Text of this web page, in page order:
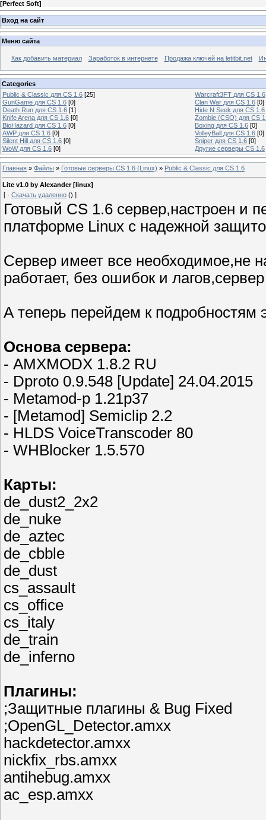
[Perfect Soft]
Вход на сайт
Меню сайта
Как добавить материал Заработок в интернете Продажа ключей на letitbit.net
Categories
Public & Classic для CS 1.6 [25]
Warcraft3FT для CS 1.6
GunGame для CS 1.6 [0] Clan War для CS 1.6 [0]
Death Run для CS 1.6 [1]
Hide N Seek для CS 1.6
Knife Arena для CS 1.6 [0]
Zombie (CSO) для CS
BioHazard для CS 1.6 [0] Boxing для CS 1.6 [0]
AWP для CS 1.6 [0] VolleyBall для CS 1.6 [0]
Silent Hill для CS 1.6 [0] Sniper для CS 1.6 [0]
WoW для CS 1.6 [0] Другие серверы CS 1.6
Главная » Файлы » Готовые серверы CS 1.6 (Linux) » Public & Classic для CS 1.6
Lite v1.0 by Alexander [linux]
[ · Скачать удаленно () ]
Готовый CS 1.6 сервер,настроен и
платформе Linux с надежной
Сервер имеет все необходимое,не
работает, без ошибок и
А теперь перейдем к подробностям
Основа сервера:
- AMXMODX 1.8.2 RU
- Dproto 0.9.548 [Update] 24.04.2015
- Metamod-p 1.21p37
- [Metamod] Semiclip 2.2
- HLDS VoiceTranscoder 80
- WHBlocker 1.5.570
Карты:
de_dust2_2x2
de_nuke
de_aztec
de_cbble
de_dust
cs_assault
cs_office
cs_italy
de_train
de_inferno
Плагины:
;Защитные плагины & Bug Fixed
;OpenGL_Detector.amxx
hackdetector.amxx
nickfix_rbs.amxx
antihebug.amxx
ac_esp.amxx